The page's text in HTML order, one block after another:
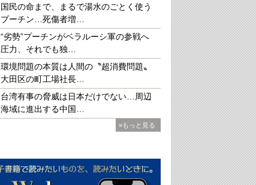
国民の命まで、まるで湯水のごとく使う
プーチン…死傷者増…
“劣勢”プーチンがベラルーシ軍の参戦へ
圧力、それでも独…
環境問題の本質は人間の〝超消費問題〟
大田区の町工場社長…
台湾有事の脅威は日本だけでない…周辺
海域に進出する中国…
»もっと見る